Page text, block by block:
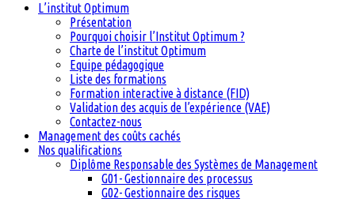
L’institut Optimum
Présentation
Pourquoi choisir l’Institut Optimum ?
Charte de l’institut Optimum
Equipe pédagogique
Liste des formations
Formation interactive à distance (FID)
Validation des acquis de l’expérience (VAE)
Contactez-nous
Management des coûts cachés
Nos qualifications
Diplôme Responsable des Systèmes de Management
G01- Gestionnaire des processus
G02- Gestionnaire des risques